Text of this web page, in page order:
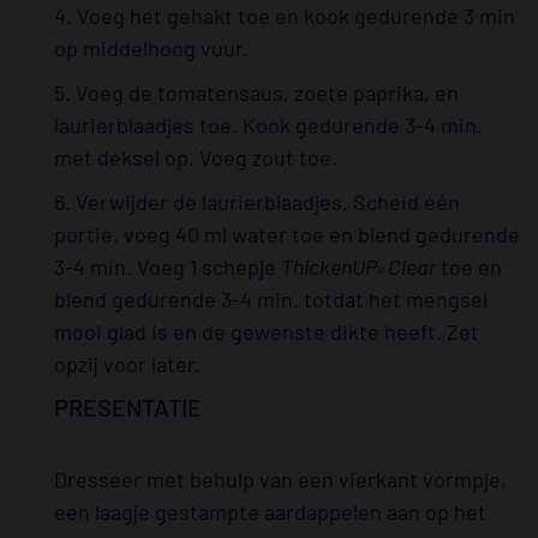
4. Voeg het gehakt toe en kook gedurende 3 min
op middelhoog vuur.
5. Voeg de tomatensaus, zoete paprika, en
laurierblaadjes toe. Kook gedurende 3-4 min.
met deksel op. Voeg zout toe.
6. Verwijder de laurierblaadjes. Scheid één
portie, voeg 40 ml water toe en blend gedurende
3-4 min. Voeg 1 schepje ThickenUP Clear toe en
blend gedurende 3-4 min. totdat het mengsel
mooi glad is en de gewenste dikte heeft. Zet
opzij voor later.
PRESENTATIE
Dresseer met behulp van een vierkant vormpje,
een laagje gestampte aardappelen aan op het